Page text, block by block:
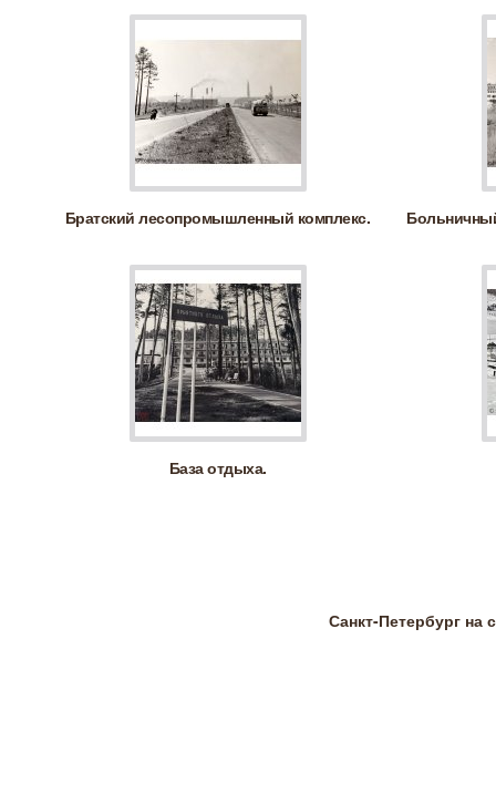
Братский лесопромышленный комплекс.
База отдыха.
Санкт-Петербург на